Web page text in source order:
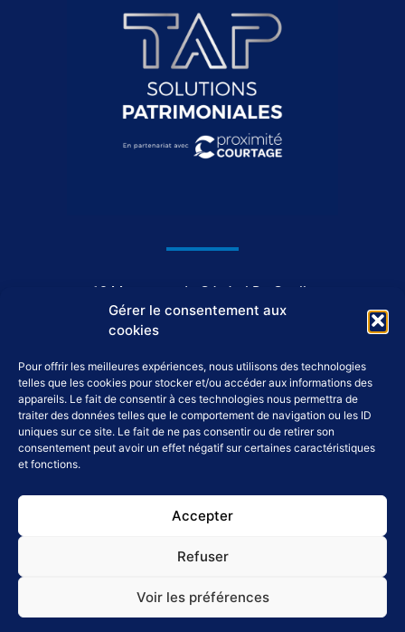
Gérer le consentement aux
cookies
Pour offrir les meilleures expériences, nous utilisons des technologies
telles que les cookies pour stocker et/ou accéder aux informations des
appareils. Le fait de consentir à ces technologies nous permettra de
traiter des données telles que le comportement de navigation ou les ID
uniques sur ce site. Le fait de ne pas consentir ou de retirer son
consentement peut avoir un effet négatif sur certaines caractéristiques
et fonctions.
Accepter
Refuser
Voir les préférences
1044, avenue du Général De Gaulle
37550 Saint-Avertin
02 46 46 98 98
accueil@tap-patrimoine.fr
a
i
d
i
o
u
u
b
e
n
g
r